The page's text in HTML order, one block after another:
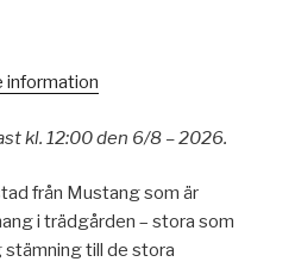
information
kl. 12:00 den 6/8 – 2026.
från Mustang som är
i trädgården – stora som
stämning till de stora